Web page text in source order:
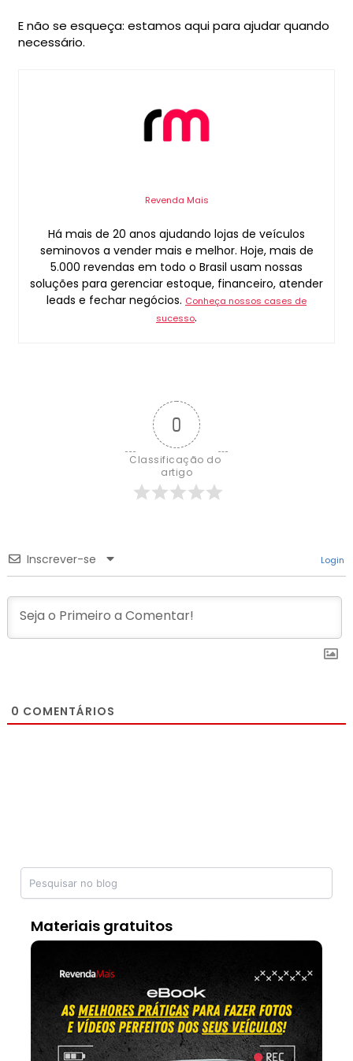
E não se esqueça: estamos aqui para ajudar quando
necessário.
Revenda Mais
Há mais de 20 anos ajudando lojas de veículos
seminovos a vender mais e melhor. Hoje, mais de
5.000 revendas em todo o Brasil usam nossas
soluções para gerenciar estoque, financeiro, atender
leads e fechar negócios. Conheça nossos cases de
sucesso.
0
Classificação do
artigo
Inscrever-se Login
0 COMENTÁRIOS
Materiais gratuitos